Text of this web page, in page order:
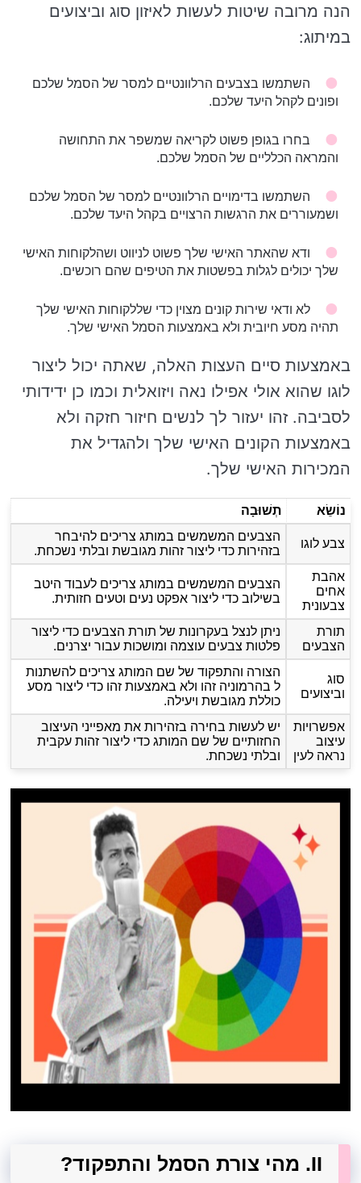
הנה מרובה שיטות לעשות לאיזון סוג וביצועים
במיתוג:
השתמשו בצבעים הרלוונטיים למסר של הסמל שלכם
ופונים לקהל היעד שלכם.
בחרו בגופן פשוט לקריאה שמשפר את התחושה
והמראה הכלליים של הסמל שלכם.
השתמשו בדימויים הרלוונטיים למסר של הסמל שלכם
ושמעוררים את הרגשות הרצויים בקהל היעד שלכם.
ודא שהאתר האישי שלך פשוט לניווט ושהלקוחות האישי
שלך יכולים לגלות בפשטות את הטיפים שהם רוכשים.
לא ודאי שירות קונים מצוין כדי שללקוחות האישי שלך
תהיה מסע חיובית ולא באמצעות הסמל האישי שלך.
באמצעות סיים העצות האלה, שאתה יכול ליצור
לוגו שהוא אולי אפילו נאה ויזואלית וכמו כן ידידותי
לסביבה. זהו יעזור לך לנשים חיזור חזקה ולא
באמצעות הקונים האישי שלך ולהגדיל את
המכירות האישי שלך.
נוֹשֵׂא תְשׁוּבָה
צבע לוגו
הצבעים המשמשים במותג צריכים להיבחר
בזהירות כדי ליצור זהות מגובשת ובלתי נשכחת.
אהבת
אחים
צבעונית
הצבעים המשמשים במותג צריכים לעבוד היטב
בשילוב כדי ליצור אפקט נעים וטעים חזותית.
תורת
הצבעים
ניתן לנצל בעקרונות של תורת הצבעים כדי ליצור
פלטות צבעים עוצמה ומושכות עבור יצרנים.
סוג
וביצועים
הצורה והתפקוד של שם המותג צריכים להשתנות
ל בהרמוניה זהו ולא באמצעות זהו כדי ליצור מסע
כוללת מגובשת ויעילה.
אפשרויות
עיצוב
נראה לעין
יש לעשות בחירה בזהירות את מאפייני העיצוב
החזותיים של שם המותג כדי ליצור זהות עקבית
ובלתי נשכחת.
II. מהי צורת הסמל והתפקוד?